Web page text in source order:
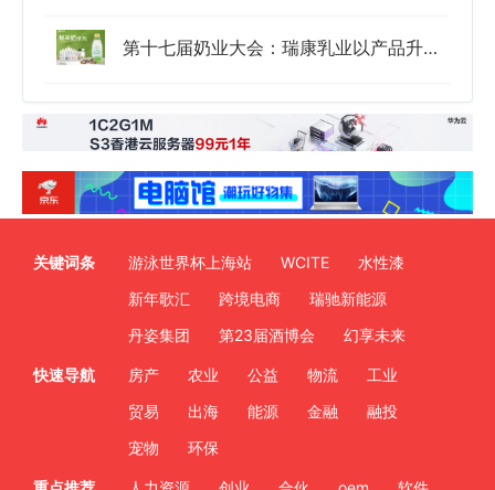
第十七届奶业大会：瑞康乳业以产品升级落地无菌冷灌技术，开启鲜羊奶全国招商新模式
关键词条 游泳世界杯上海站 WCITE
水性漆
新年歌汇
跨境电商
瑞驰新能源
丹姿集团
第23届酒博会 幻享未来
快速导航 房产 农业 公益 物流
工业
贸易
出海 能源 金融
融投
宠物
环保